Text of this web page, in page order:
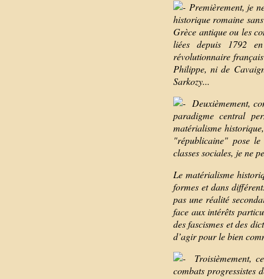
Premièrement, je
historique romaine
Grèce antique ou les
liées depuis 1792
révolutionnaire
Philippe, ni de
Sarkozy...
Deuxièmement,
paradigme central
matérialisme
"républicaine" pose
classes sociales, je ne
Le matérialisme
formes et dans
pas une réalité
face aux intérêts
des fascismes et des
d’agir pour le bien
Troisièmement,
combats progressistes